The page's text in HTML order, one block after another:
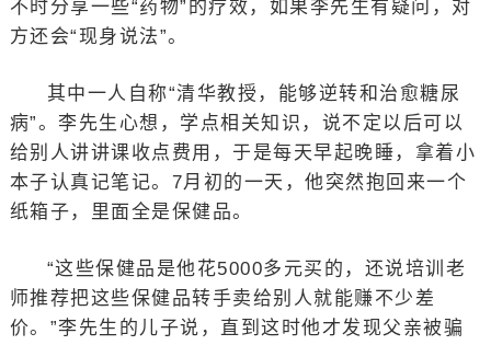
不时分享一些“药物”的疗效，如果李先生有疑问，对
方还会“现身说法”。
其中一人自称“清华教授，能够逆转和治愈糖尿
病”。李先生心想，学点相关知识，说不定以后可以
给别人讲讲课收点费用，于是每天早起晚睡，拿着小
本子认真记笔记。7月初的一天，他突然抱回来一个
纸箱子，里面全是保健品。
“这些保健品是他花5000多元买的，还说培训老
师推荐把这些保健品转手卖给别人就能赚不少差
价。”李先生的儿子说，直到这时他才发现父亲被骗